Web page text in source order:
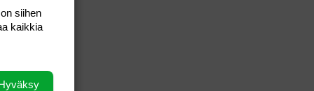
siihen
kaikkia